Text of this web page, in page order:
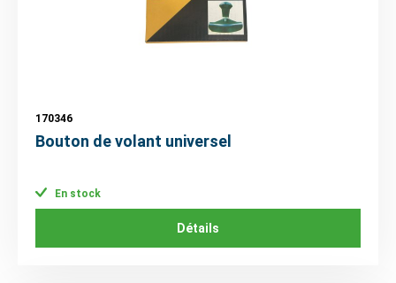
170346
Bouton de volant universel
En stock
Détails